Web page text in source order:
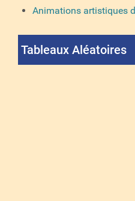
Animations artistiques
Tableaux Aléatoires